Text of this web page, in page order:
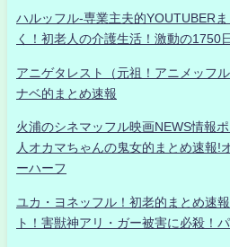
ハルッフル-専業主夫的YOUTUBER
く！初老人の介護生活！激動の1750日
アニゲタレスト（元祖！アニメッフ
ナベ的まとめ速報
火浦のシネマッフル映画NEWS情報
人オカマちゃんの鬼女的まとめ速報!
ーハーフ
ユカ・ヨネッフル！初老的まとめ速
ト！害獣神アリ・ガー被害に必殺！